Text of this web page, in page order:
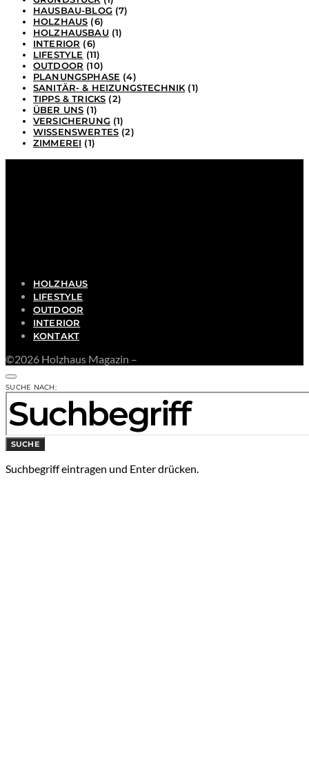
HAUSBAU-BLOG (7)
HOLZHAUS (6)
HOLZHAUSBAU(1)
INTERIOR (6)
LIFESTYLE (11)
OUTDOOR (10)
PLANUNGSPHASE (4)
SANITÄR- & HEIZUNGSTECHNIK(1)
TIPPS & TRICKS (2)
ÜBER UNS (1)
VERSICHERUNG (1)
WISSENSWERTES (2)
ZIMMEREI (1)
HOLZHAUS
LIFESTYLE
OUTDOOR
INTERIOR
KONTAKT
©2026 Holzhaus Magazin –
SUCHE NACH:
SUCHE
Suchbegriff eintragen und Enter drücken.